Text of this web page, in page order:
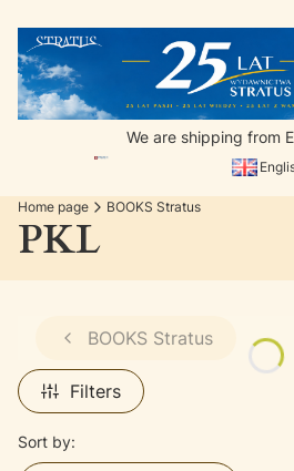
We are shipping from
Home page BOOKS Stratus
PKL
BOOKS Stratus
Filters
List of products
Sort by: